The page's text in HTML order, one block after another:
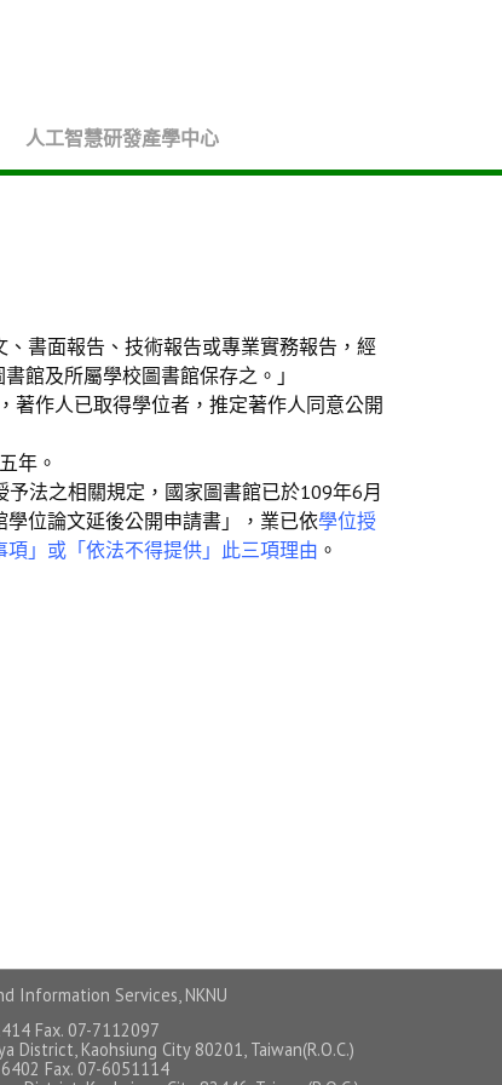
人工智慧研發產學中心
、書面報告、技術報告或專業實務報告，經
館及所屬學校圖書館保存之。」
著作人已取得學位者，推定著作人同意公開
年。
法之相關規定，國家圖書館已於109年6月
位論文延後公開申請書」，業已依學位授
」或「依法不得提供」此三項理由 。
Information Services, NKNU
Fax. 07-7112097
District, Kaohsiung City 80201, Taiwan(R.O.C.)
Fax. 07-6051114